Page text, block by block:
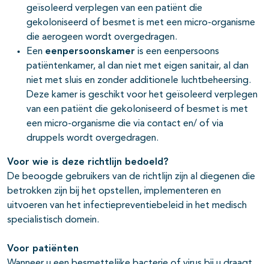
geïsoleerd verplegen van een patiënt die
gekoloniseerd of besmet is met een micro-organisme
die aerogeen wordt overgedragen.
Een eenpersoonskamer is een eenpersoons
patiëntenkamer, al dan niet met eigen sanitair, al dan
niet met sluis en zonder additionele luchtbeheersing.
Deze kamer is geschikt voor het geïsoleerd verplegen
van een patiënt die gekoloniseerd of besmet is met
een micro-organisme die via contact en/ of via
druppels wordt overgedragen.
Voor wie is deze richtlijn bedoeld?
De beoogde gebruikers van de richtlijn zijn al diegenen die
betrokken zijn bij het opstellen, implementeren en
uitvoeren van het infectiepreventiebeleid in het medisch
specialistisch domein.
Voor patiënten